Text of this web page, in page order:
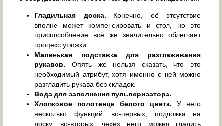
Гладильная доска. Конечно, её отсутствие
вполне может компенсировать и стол, но это
приспособление всё же значительно облегчает
процесс утюжки.
Маленькая подставка для разглаживания
рукавов. Опять же нельзя сказать, что это
необходимый атрибут, хотя именно с ней можно
разгладить рукава без складок.
Вода для заполнения пульверизатора.
Хлопковое полотенце белого цвета. У него
несколько функций: во-первых, подложка на
доску, во-вторых, через него можно гладить